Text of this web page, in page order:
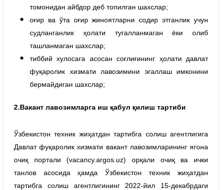
томонидан айбдор деб топилган шахслар;
оғир ва ўта оғир жиноятларни содир этганлик учун
судланганлик ҳолати тугалланмаган ёки олиб
ташланмаган шахслар;
тиббий хулосага асосан соғлиғининг ҳолати давлат
фуқаролик хизмати лавозимини эгаллаш имконини
бермайдиган шахслар;
2.Вакант лавозимларга иш қабул қилиш тартиби
Ўзбекистон техник жиҳатдан тартибга солиш агентлигига
Давлат фуқаролик хизмати вакант лавозимларининг ягона
очиқ портали (vacancy.argos.uz) орқали очиқ ва ички
танлов асосида ҳамда Ўзбекистон техник жиҳатдан
тартибга солиш агентлигининг 2022-йил 15-декабрдаги